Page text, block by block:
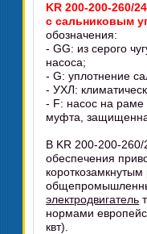
KR 200-200-260/
с сальниковым
обозначения:
- GG: из серого
насоса;
- G: уплотнение
- УХЛ:
- F: насос на раме
муфта,
В KR 200-200-
обеспечения
электродвигатель
нормами
квт).